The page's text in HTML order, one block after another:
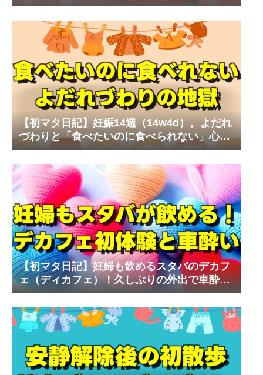
なマタニティワンピ
【初マタ日記】妊娠14週（14w4d）。よだれ
づわりと「食べたいのに食べられない」心の
叫び
【初マタ日記】妊婦も飲めるスタバのデカフ
ェ（ディカフェ）！久しぶりの外出で車酔い
の試練